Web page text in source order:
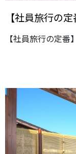
【社員旅行の
【社員旅行の定